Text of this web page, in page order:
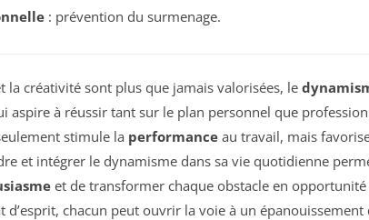
: prévention du surmenage.
la créativité sont plus que jamais valorisées, le
à réussir tant sur le plan personnel que
stimule la performance au travail, mais
et intégrer le dynamisme dans sa vie quotidienne
et de transformer chaque obstacle en opportunité
d’esprit, chacun peut ouvrir la voie à un